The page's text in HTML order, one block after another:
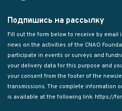
Подпишись на рассылку
Fill out the form below to receive by email
news on the activities of the CNAO
participate in events or surveys and
your delivery data for this purpose and
your consent from the footer of the
transmissions. The complete information
is available at the following link: https://